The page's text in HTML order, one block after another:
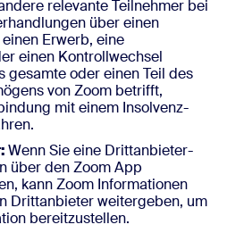
relevante Teilnehmer bei
über einen
Erwerb, eine
einen Kontrollwechsel
gesamte oder einen Teil des
von Zoom betrifft,
mit einem Insolvenz-
Wenn Sie eine Drittanbieter-
über den Zoom App
kann Zoom Informationen
Drittanbieter weitergeben, um
bereitzustellen.